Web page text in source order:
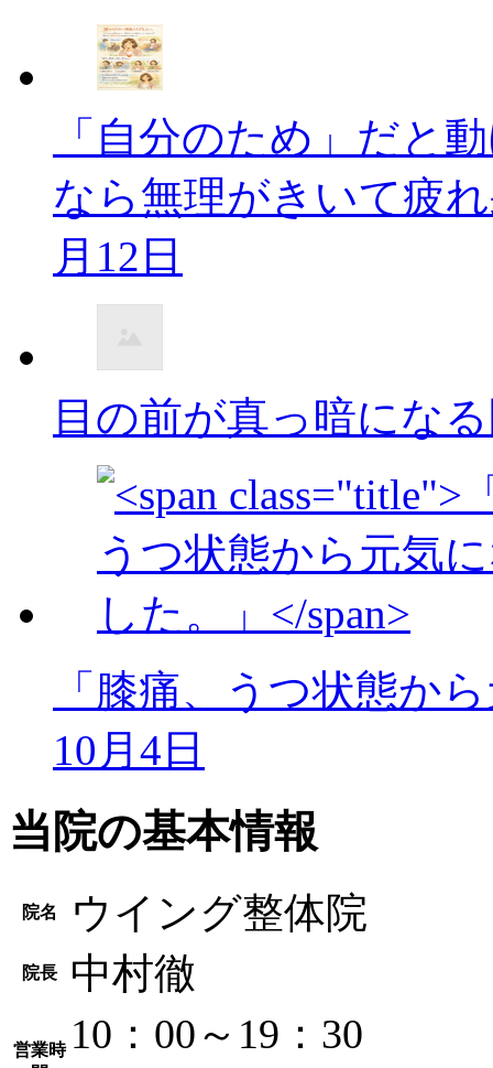
「自分のため」だと
なら無理がきいて疲
月12日
目の前が真っ暗にな
「膝痛、うつ状態か
10月4日
当院の基本情報
院名 ウイング整体院
院長 中村徹
営業時 10：00～19：30